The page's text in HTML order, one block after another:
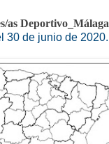
as Deportivo_Málaga
30 de junio de 2020.